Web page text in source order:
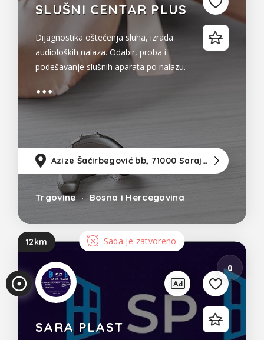
SLUŠNI CENTAR PLUS
Dijagnostika oštećenja sluha, izrada
audioloških nalaza. Odabir, proba i
podešavanje slušnih aparata po nalazu.
Prodaja zaušnih i kanalnih slušnih
aparata, baterija i pribora. Servisiranje
Azize Šaćirbegović bb, 71000 Sarajevo
Trgovine Bosna i Hercegovina
12km Sada je zatvoreno
0
SARA PLAST